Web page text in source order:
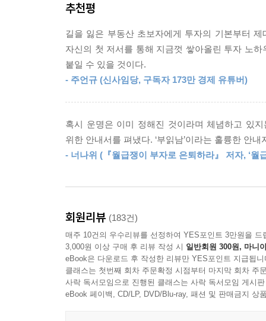
면 매우 난감해집니다. 내 집이 있으면 그럴 걱정
소유권을 가져야 합니다. 지금 당장 해야 할 일은
한 첫걸음입니다.
---「02 인플레이션을 이기는 단 하나의 방법」중에서
투자에 대한 마인드를 완전히 변화시키고
기술을 탄탄히 쌓아올리는 부동산 투자 바이블
‘생각이 바뀌면 행동이 바뀌고, 행동이 바뀌면
투자에 대한 ‘생각’부터 바꾸어야 한다. 이 책의
하는지에 대한 명확한 답을 제시한다. 이는 투자
투자 마인드를 단단히 다졌다면 이제 기술을 쌓
95%의 마인드에 5%의 기술을 더하다!
나와 내 아이의 미래를 바꾸는 부동산 투자의 절대
반드시 알아두어야 할 것이 있다. 이 책이 ‘좋은
터득할 수 있도록 돕는 데 초점을 맞춘다. 마인드
추천평
길을 잃은 부동산 초보자에게 투자의 기본부터
자신의 첫 저서를 통해 지금껏 쌓아올린 투자 노
붙일 수 있을 것이다.
- 주언규 (신사임당, 구독자 173만 경제 유튜버)
혹시 운명은 이미 정해진 것이라며 체념하고 있
위한 안내서를 펴냈다. ‘부읽남’이라는 훌륭한 안
- 너나위 (『월급쟁이 부자로 은퇴하라』 저자, ‘월
회원리뷰 (183건)
매주 10건의 우수리뷰를 선정하여 YES포인트 3만원을 드
3,000원 이상 구매 후 리뷰 작성 시 일반회원 300원, 마니
eBook은 다운로드 후 작성한 리뷰만 YES포인트 지급됩니
클래스는 첫번째 회차 주문확정 시점부터 마지막 회차 주
사락 독서모임으로 진행된 클래스는 사락 독서모임 게시
eBook 페이백, CD/LP, DVD/Blu-ray, 패션 및 판매금지 상